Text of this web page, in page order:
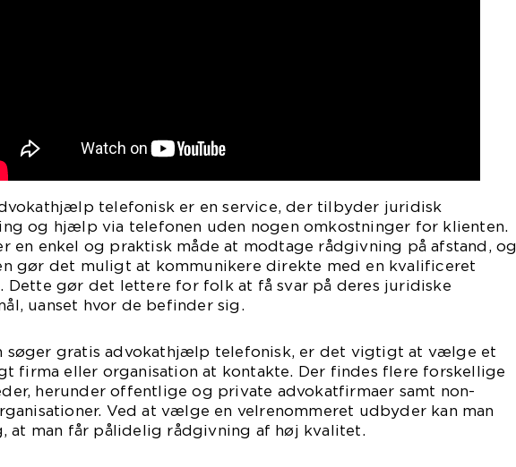
telefonisk er en service, der tilbyder juridisk
og hjælp via telefonen uden nogen omkostninger for klienten.
en enkel og praktisk måde at modtage rådgivning på afstand, og
gør det muligt at kommunikere direkte med en kvalificeret
Dette gør det lettere for folk at få svar på deres juridiske
uanset hvor de befinder sig.
søger gratis advokathjælp telefonisk, er det vigtigt at vælge et
firma eller organisation at kontakte. Der findes flere forskellige
herunder offentlige og private advokatfirmaer samt non-
Ved at vælge en velrenommeret udbyder kan man
at man får pålidelig rådgivning af høj kvalitet.